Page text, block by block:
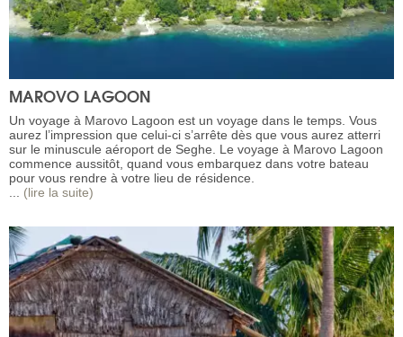
MAROVO LAGOON
Un voyage à Marovo Lagoon est un voyage dans le temps. Vous
aurez l’impression que celui-ci s’arrête dès que vous aurez atterri
sur le minuscule aéroport de Seghe. Le voyage à Marovo Lagoon
commence aussitôt, quand vous embarquez dans votre bateau
pour vous rendre à votre lieu de résidence.
(lire la suite)